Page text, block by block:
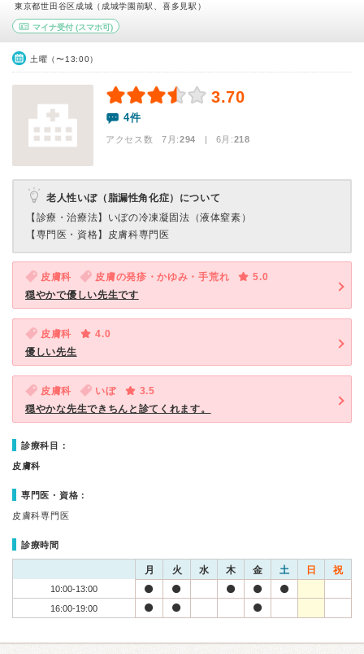
東京都世田谷区成城（成城学園前駅、喜多見駅）
マイナ受付 (スマホ可)
土曜（〜13:00）
3.70
4件
アクセス数 7月:294 | 6月:218
老人性いぼ（脂漏性角化症）について
【診療・治療法】 いぼの冷凍凝固法（液体窒素）
【専門医・資格】 皮膚科専門医
皮膚科 皮膚の発疹・かゆみ・手荒れ
5.0
穏やかで優しい先生です
皮膚科
4.0
優しい先生
皮膚科 いぼ
3.5
穏やかな先生できちんと診てくれます。
診療科目：
皮膚科
専門医・資格：
皮膚科専門医
診療時間
月 火 水 木 金 土 日 祝
10:00-13:00
16:00-19:00